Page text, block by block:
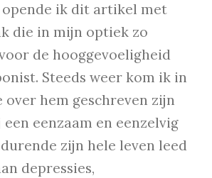
opende ik dit artikel met
die in mijn optiek zo
de hooggevoeligheid
Steeds weer kom ik in
hem geschreven zijn
eenzaam en eenzelvig
zijn hele leven leed
depressies,